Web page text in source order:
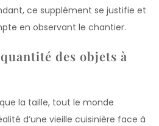
ce supplément se justifie et
en observant le chantier.
des objets à
la taille, tout le monde
d’une vieille cuisinière face à